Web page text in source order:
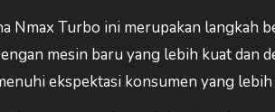
Nmax Turbo ini merupakan langkah
mesin baru yang lebih kuat dan
ekspektasi konsumen yang